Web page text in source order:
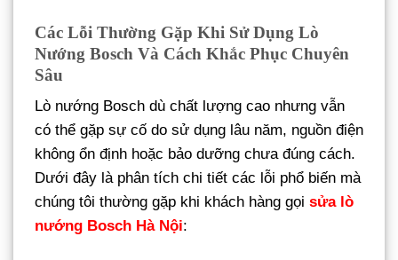
Các Lỗi Thường Gặp Khi Sử Dụng Lò
Nướng Bosch Và Cách Khắc Phục Chuyên
Sâu
Lò nướng Bosch dù chất lượng cao nhưng vẫn
có thể gặp sự cố do sử dụng lâu năm, nguồn điện
không ổn định hoặc bảo dưỡng chưa đúng cách.
Dưới đây là phân tích chi tiết các lỗi phổ biến mà
chúng tôi thường gặp khi khách hàng gọi sửa lò
nướng Bosch Hà Nội: